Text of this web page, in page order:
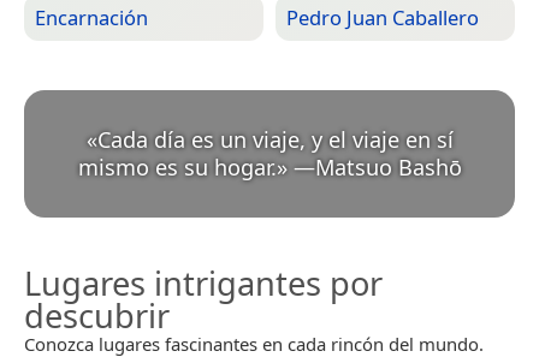
Encarnación Pedro Juan Caballero
«Cada día es un viaje, y el viaje en sí
mismo es su hogar.» —Matsuo Bashō
Lugares intrigantes por
descubrir
Conozca lugares fascinantes en cada rincón del mundo.